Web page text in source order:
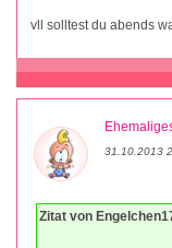
vll solltest du abends
31.10.2013
Zitat von